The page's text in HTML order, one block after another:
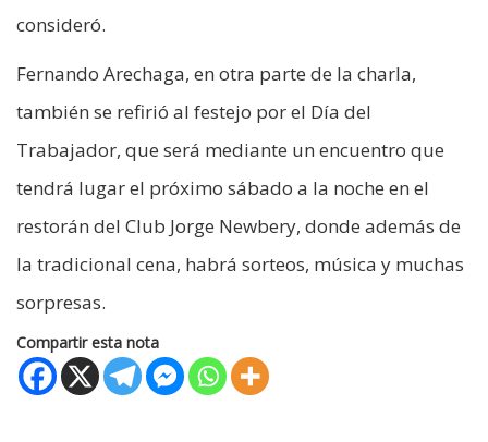
consideró.
Fernando Arechaga, en otra parte de la charla,
también se refirió al festejo por el Día del
Trabajador, que será mediante un encuentro que
tendrá lugar el próximo sábado a la noche en el
restorán del Club Jorge Newbery, donde además de
la tradicional cena, habrá sorteos, música y muchas
sorpresas.
Compartir esta nota